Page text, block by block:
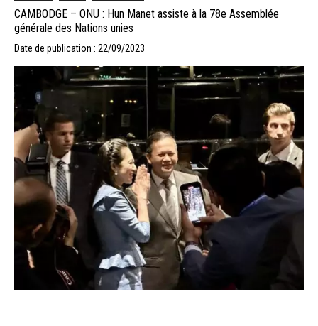
CAMBODGE – ONU : Hun Manet assiste à la 78e Assemblée
générale des Nations unies
Date de publication : 22/09/2023